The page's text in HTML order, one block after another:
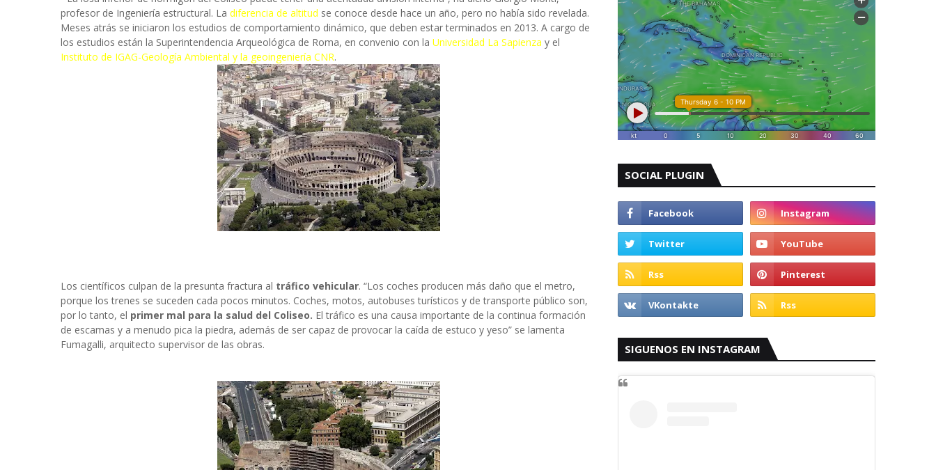
profesor de Ingeniería estructural. La diferencia de altitud se conoce desde hace un año, pero no había sido revelada.
Meses atrás se iniciaron los estudios de comportamiento dinámico, que deben estar terminados en 2013. A cargo de
los estudios están la Superintendencia Arqueológica de Roma, en convenio con la Universidad La Sapienza y el
Instituto de IGAG-Geología Ambiental y la geoingeniería CNR.
Los científicos culpan de la presunta fractura al tráfico vehicular. “Los coches producen más daño que el metro,
porque los trenes se suceden cada pocos minutos. Coches, motos, autobuses turísticos y de transporte público son,
por lo tanto, el primer mal para la salud del Coliseo. El tráfico es una causa importante de la continua formación
de escamas y a menudo pica la piedra, además de ser capaz de provocar la caída de estuco y yeso” se lamenta
Fumagalli, arquitecto supervisor de las obras.
SOCIAL PLUGIN
SIGUENOS EN INSTAGRAM